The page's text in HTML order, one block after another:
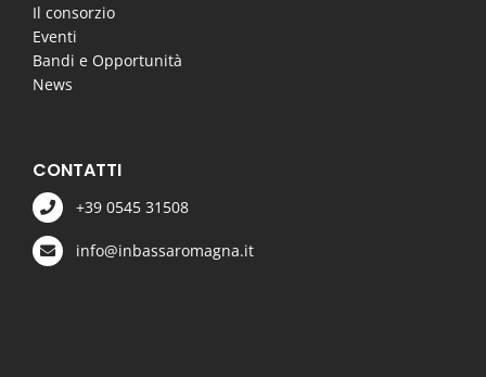
Il consorzio
Eventi
Bandi e Opportunità
News
CONTATTI
+39 0545 31508
info@inbassaromagna.it